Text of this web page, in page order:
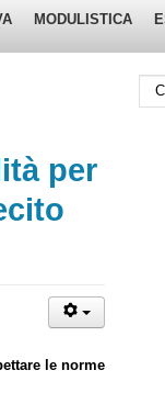
MODULISTICA
per
le norme